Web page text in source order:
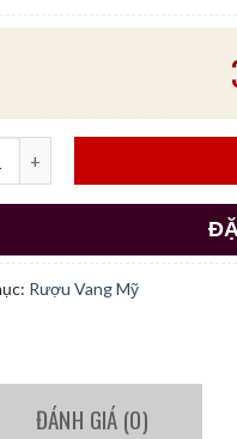
VANG CAYMUS VINEYARDS
Rượu Vang Mỹ
ĐÁNH GIÁ (0)